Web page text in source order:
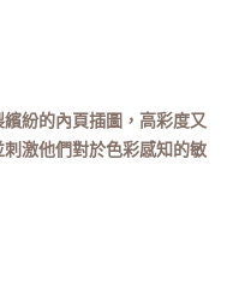
紛的內頁插圖，高彩度又
激他們對於色彩感知的敏